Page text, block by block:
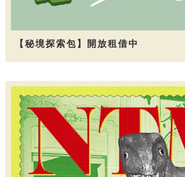
【秘境探索包】開放租借中